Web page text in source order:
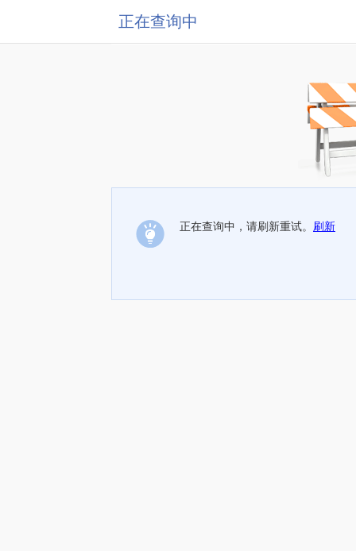
正在查询中
正在查询中，请刷新重试。 刷新